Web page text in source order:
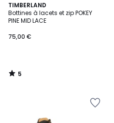
TIMBERLAND
Bottines à lacets et zip POKEY
PINE MID LACE
75,00 €
5
/
5
5
/